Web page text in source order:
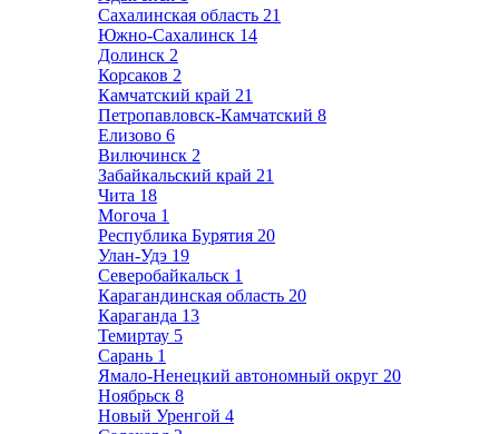
Сахалинская область 21
Южно-Сахалинск 14
Долинск 2
Корсаков 2
Камчатский край 21
Петропавловск-Камчатский 8
Елизово 6
Вилючинск 2
Забайкальский край 21
Чита 18
Могоча 1
Республика Бурятия 20
Улан-Удэ 19
Северобайкальск 1
Карагандинская область 20
Караганда 13
Темиртау 5
Сарань 1
Ямало-Ненецкий автономный округ 20
Ноябрьск 8
Новый Уренгой 4